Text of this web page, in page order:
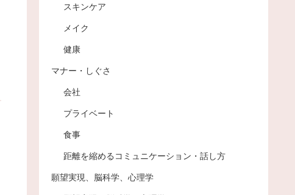
スキンケア
メイク
健康
マナー・しぐさ
会社
プライベート
食事
距離を縮めるコミュニケーション・話し方
願望実現、脳科学、心理学